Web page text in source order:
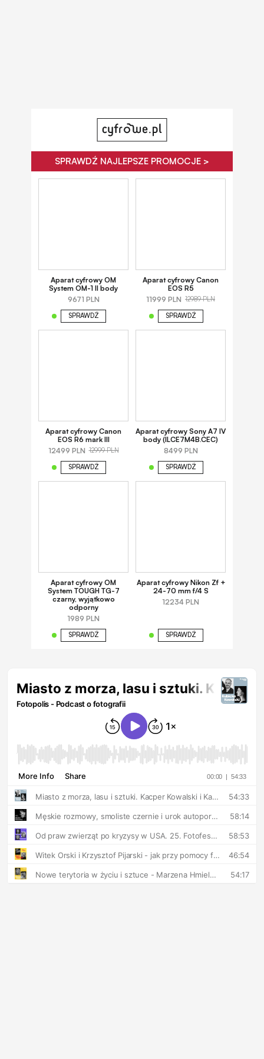
SPRAWDŹ NAJLEPSZE PROMOCJE >
Aparat cyfrowy OM
System OM-1 II body
9671 PLN
SPRAWDŹ
Aparat cyfrowy Canon
EOS R5
11999 PLN 12989 PLN
SPRAWDŹ
Aparat cyfrowy Canon
EOS R6 mark III
12499 PLN 12999 PLN
SPRAWDŹ
Aparat cyfrowy Sony A7 IV
body (ILCE7M4B.CEC)
8499 PLN
SPRAWDŹ
Aparat cyfrowy OM
System TOUGH TG-7
czarny, wyjątkowo
odporny
1989 PLN
SPRAWDŹ
Aparat cyfrowy Nikon Zf +
24-70 mm f/4 S
12234 PLN
SPRAWDŹ